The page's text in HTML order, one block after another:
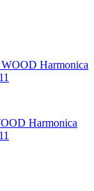
Harmonica